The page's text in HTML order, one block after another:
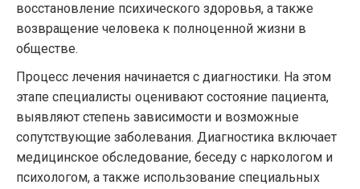
восстановление психического здоровья, а также
возвращение человека к полноценной жизни в
обществе.
Процесс лечения начинается с диагностики. На этом
этапе специалисты оценивают состояние пациента,
выявляют степень зависимости и возможные
сопутствующие заболевания. Диагностика включает
медицинское обследование, беседу с наркологом и
психологом, а также использование специальных